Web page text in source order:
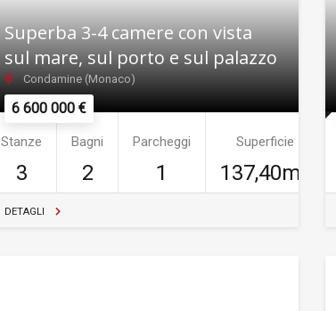
6 600 000 €
Superba 3-4 camere con vista
sul mare, sul porto e sul palazzo
Condamine (Monaco)
Stanze
3
Bagni
2
Parcheggi
1
Superficie
137,40m²
DETAGLI